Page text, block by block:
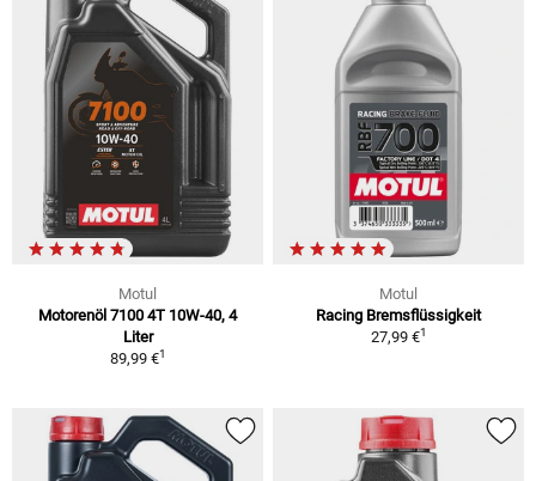
Motul
Motorenöl 7100 4T 10W-40, 4
Liter
89,99 €1
Motul
Racing Bremsflüssigkeit
27,99 €1